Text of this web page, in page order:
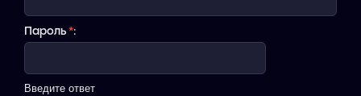
Пароль *:
Введите ответ